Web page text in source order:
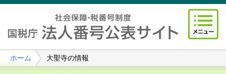
ホーム 大聖寺の情報